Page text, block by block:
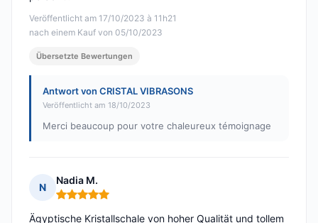
Veröffentlicht am 17/10/2023 à 11h21
nach einem Kauf von 05/10/2023
Übersetzte Bewertungen
Antwort von CRISTAL VIBRASONS
Veröffentlicht am 18/10/2023
Merci beaucoup pour votre chaleureux témoignage
N
Nadia M.
Hinweis: 5 von 5
Ägyptische Kristallschale von hoher Qualität und tollem